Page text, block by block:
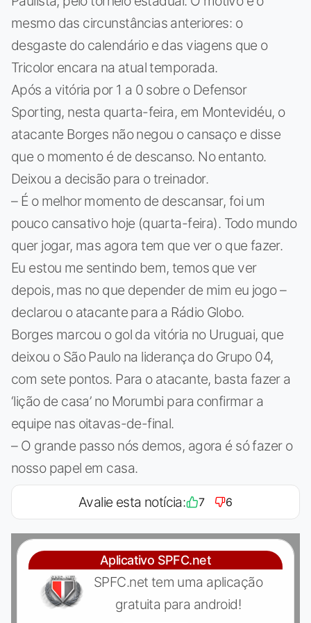
mesmo das circunstâncias anteriores: o
desgaste do calendário e das viagens que o
Tricolor encara na atual temporada.
Após a vitória por 1 a 0 sobre o Defensor
Sporting, nesta quarta-feira, em Montevidéu, o
atacante Borges não negou o cansaço e disse
que o momento é de descanso. No entanto.
Deixou a decisão para o treinador.
– É o melhor momento de descansar, foi um
pouco cansativo hoje (quarta-feira). Todo mundo
quer jogar, mas agora tem que ver o que fazer.
Eu estou me sentindo bem, temos que ver
depois, mas no que depender de mim eu jogo –
declarou o atacante para a Rádio Globo.
Borges marcou o gol da vitória no Uruguai, que
deixou o São Paulo na liderança do Grupo 04,
com sete pontos. Para o atacante, basta fazer a
‘lição de casa’ no Morumbi para confirmar a
equipe nas oitavas-de-final.
– O grande passo nós demos, agora é só fazer o
nosso papel em casa.
Avalie esta notícia: 7 6
Aplicativo SPFC.net
SPFC.net tem uma aplicação
gratuita para android!